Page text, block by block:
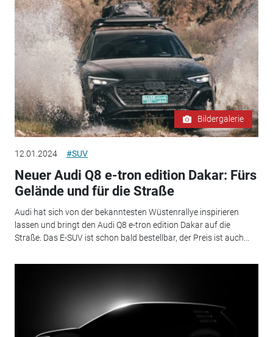
Bildergalerie
12.01.2024 #SUV
Neuer Audi Q8 e-tron edition Dakar: Fürs
Gelände und für die Straße
Audi hat sich von der bekanntesten Wüstenrallye inspirieren
lassen und bringt den Audi Q8 e-tron edition Dakar auf die
Straße. Das E-SUV ist schon bald bestellbar, der Preis ist auch...